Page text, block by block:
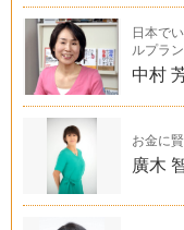
日本で
ルプラ
中村
お金に
廣木